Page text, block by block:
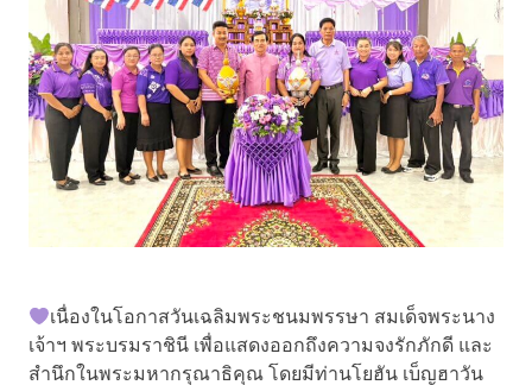
เนื่องในโอกาสวันเฉลิมพระชนมพรรษา สมเด็จพระนาง
เจ้าฯ พระบรมราชินี เพื่อแสดงออกถึงความจงรักภักดี และ
สำนึกในพระมหากรุณาธิคุณ โดยมีท่านโยฮัน เบ็ญฮาวัน